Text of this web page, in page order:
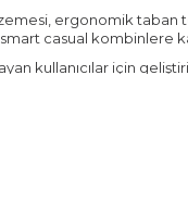
ergonomik taban
casual kombinlere
kullanıcılar için